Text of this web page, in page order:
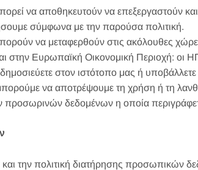
να αποθηκευτούν να επεξεργαστούν
σύμφωνα με την παρούσα πολιτική.
να μεταφερθούν στις ακόλουθες
στην Ευρωπαϊκή Οικονομική Περιοχή: οι
στον ιστότοπο μας ή
να αποτρέψουμε τη χρήση ή τη
προσωρινών δεδομένων η οποία
και την πολιτική διατήρησης προσωπικών